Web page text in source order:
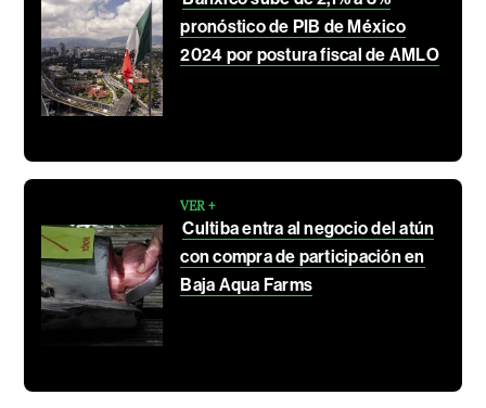
pronóstico de PIB de México
2024 por postura fiscal de AMLO
VER +
Cultiba entra al negocio del atún
con compra de participación en
Baja Aqua Farms